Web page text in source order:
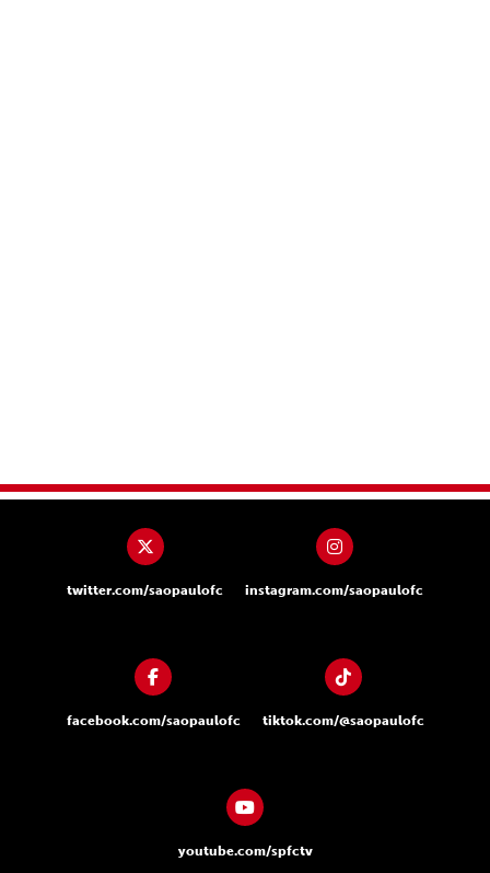
twitter.com/saopaulofc instagram.com/saopaulofc
facebook.com/saopaulofc tiktok.com/@saopaulofc
youtube.com/spfctv